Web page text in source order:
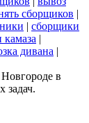
сборщиков |
| сборщики
камаза |
дивана |
в
задач.